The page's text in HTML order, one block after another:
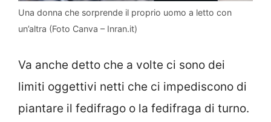
Una donna che sorprende il proprio uomo a letto con
un’altra (Foto Canva – Inran.it)
Va anche detto che a volte ci sono dei
limiti oggettivi netti che ci impediscono di
piantare il fedifrago o la fedifraga di turno.